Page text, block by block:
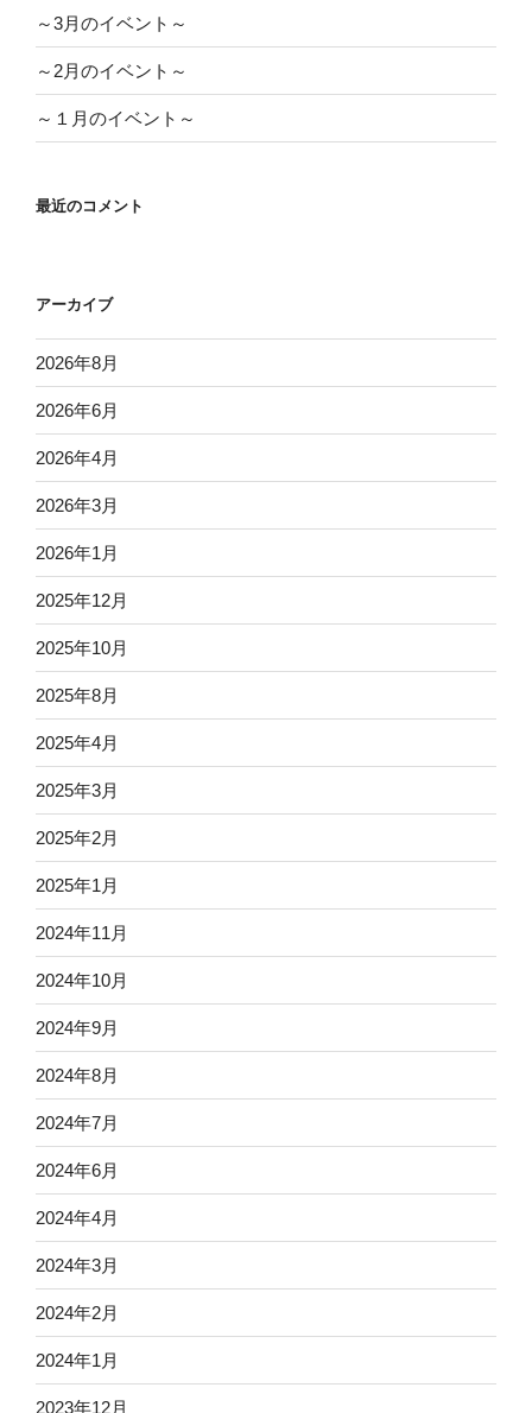
～3月のイベント～
～2月のイベント～
～１月のイベント～
最近のコメント
アーカイブ
2026年8月
2026年6月
2026年4月
2026年3月
2026年1月
2025年12月
2025年10月
2025年8月
2025年4月
2025年3月
2025年2月
2025年1月
2024年11月
2024年10月
2024年9月
2024年8月
2024年7月
2024年6月
2024年4月
2024年3月
2024年2月
2024年1月
2023年12月